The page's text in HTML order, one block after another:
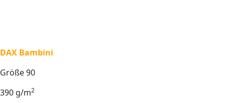
DAX Bambini
Größe 90
390 g/m2